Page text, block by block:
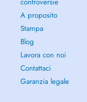
A proposito
Stampa
Blog
Lavora con noi
Contattaci
Garanzia legale